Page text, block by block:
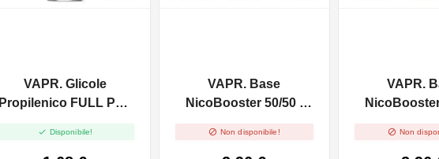
VAPR. Glicole
Propilenico FULL PG -
 Disponibile!
VAPR. Base
NicoBooster 50/50 -
 Non disponibile!
VAPR.
 Non